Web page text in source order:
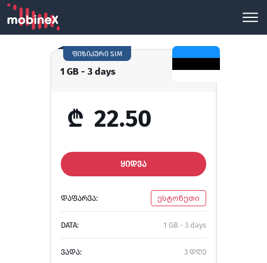
1 GB - 3 days
ფიზიკური SIM
₾ 22.50
ᲧᲘᲓᲕᲐ
ᲓᲐᲤᲐᲠᲕᲐ: ესტონეთი
DATA: 1 GB - 3 days
ᲕᲐᲓᲐ: 3 დღე